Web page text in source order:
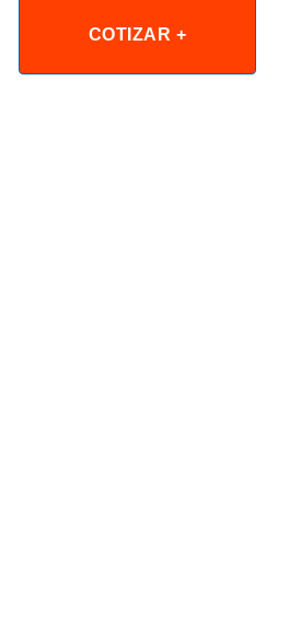
COTIZAR +